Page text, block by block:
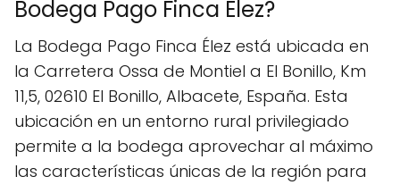
Bodega Pago Finca Élez?
La Bodega Pago Finca Élez está ubicada en
la Carretera Ossa de Montiel a El Bonillo, Km
11,5, 02610 El Bonillo, Albacete, España. Esta
ubicación en un entorno rural privilegiado
permite a la bodega aprovechar al máximo
las características únicas de la región para